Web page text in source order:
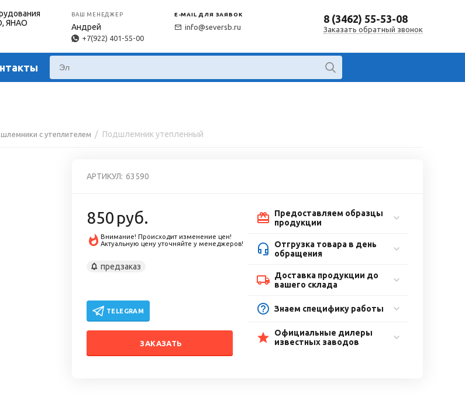
ЯНАО
ВАШ МЕНЕДЖЕР
Андрей
+7(922) 401-55-00
E-MAIL ДЛЯ ЗАЯВОК
info@seversb.ru
8 (3462) 55-53-08
Заказать обратный звонок
с утеплителем / Подшлемник утепленный
АРТИКУЛ: 63590
850 руб.
Внимание! Происходит изменение цен!
Актуальную цену уточняйте у менеджеров!
предзаказ
TELEGRAM
ЗАКАЗАТЬ
Предоставляем образцы
продукции
Отгрузка товара в день
обращения
Доставка продукции до
вашего склада
Знаем специфику работы
Официальные дилеры
известных заводов